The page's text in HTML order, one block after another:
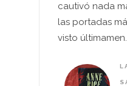
cautivó nada
las portadas
visto